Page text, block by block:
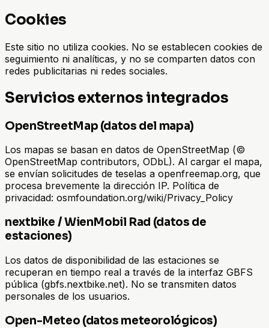
Cookies
Este sitio no utiliza cookies. No se establecen cookies de
seguimiento ni analíticas, y no se comparten datos con
redes publicitarias ni redes sociales.
Servicios externos integrados
OpenStreetMap (datos del mapa)
Los mapas se basan en datos de OpenStreetMap (©
OpenStreetMap contributors, ODbL). Al cargar el mapa,
se envían solicitudes de teselas a openfreemap.org, que
procesa brevemente la dirección IP. Política de
privacidad: osmfoundation.org/wiki/Privacy_Policy
nextbike / WienMobil Rad (datos de
estaciones)
Los datos de disponibilidad de las estaciones se
recuperan en tiempo real a través de la interfaz GBFS
pública (gbfs.nextbike.net). No se transmiten datos
personales de los usuarios.
Open-Meteo (datos meteorológicos)